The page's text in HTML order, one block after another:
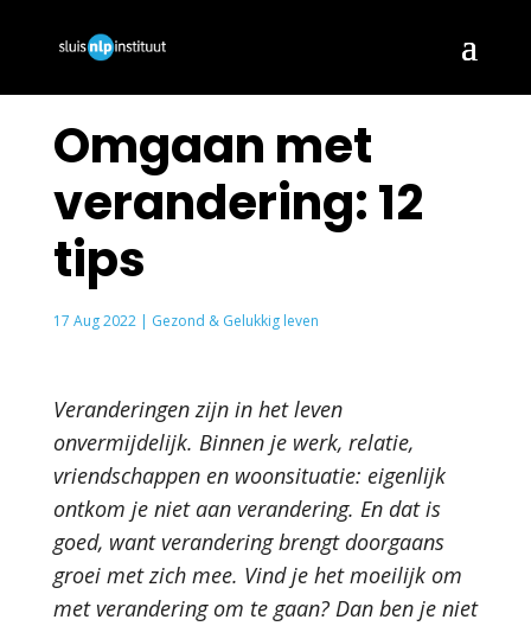
Omgaan met
verandering: 12
tips
17 Aug 2022| Gezond & Gelukkig leven
Veranderingen zijn in het leven
onvermijdelijk. Binnen je werk, relatie,
vriendschappen en woonsituatie: eigenlijk
ontkom je niet aan verandering. En dat is
goed, want verandering brengt doorgaans
groei met zich mee. Vind je het moeilijk om
met verandering om te gaan? Dan ben je niet